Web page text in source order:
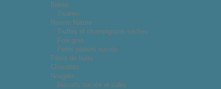
Bières
Tisanes
Romon Nature
Truffes et champignons séchés
Foie gras
Petits plaisirs sucrés
Pâtes de fruits
Chocolats
Nougats
Biscuits sucrés et salés